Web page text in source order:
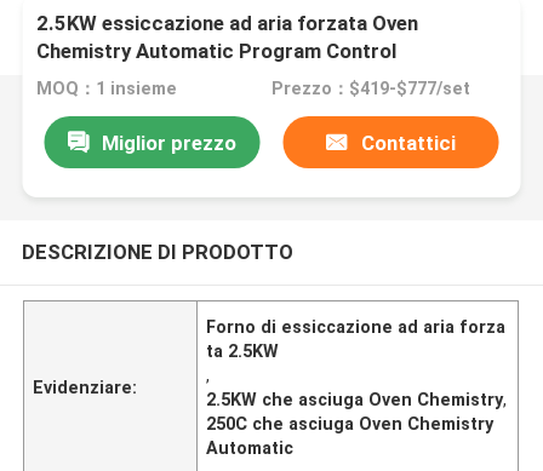
2.5KW essiccazione ad aria forzata Oven
Chemistry Automatic Program Control
MOQ：1 insieme Prezzo：$419-$777/set
Miglior prezzo Contattici
DESCRIZIONE DI PRODOTTO
Evidenziare:
Forno di essiccazione ad aria forza
ta 2.5KW
,
2.5KW che asciuga Oven Chemistry,
250C che asciuga Oven Chemistry
Automatic